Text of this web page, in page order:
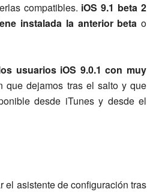
compatibles. iOS 9.1 beta 2
instalada la anterior beta o
usuarios iOS 9.0.1 con muy
que dejamos tras el salto y que
desde iTunes y desde el
el asistente de configuración tras